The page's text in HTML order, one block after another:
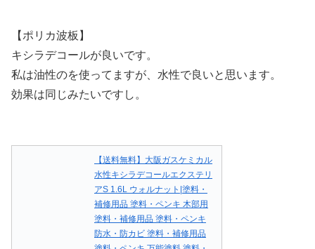
【ポリカ波板】
キシラデコールが良いです。
私は油性のを使ってますが、水性で良いと思います。
効果は同じみたいですし。
【送料無料】大阪ガスケミカル
水性キシラデコールエクステリ
アS 1.6L ウォルナット|塗料・
補修用品 塗料・ペンキ 木部用
塗料・補修用品 塗料・ペンキ
防水・防カビ 塗料・補修用品